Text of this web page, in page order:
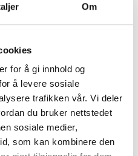
Om
for å gi innhold og
å levere sosiale
trafikken vår. Vi deler
du bruker nettstedet
sosiale medier,
som kan kombinere den